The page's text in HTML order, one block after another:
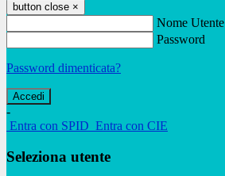
button close ×
Nome Utente
Password
Password dimenticata?
-
Entra con SPID Entra con CIE
Seleziona utente